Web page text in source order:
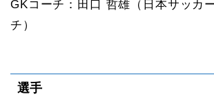
GKコーチ：田口 哲雄（日本サッカ
チ）
選手